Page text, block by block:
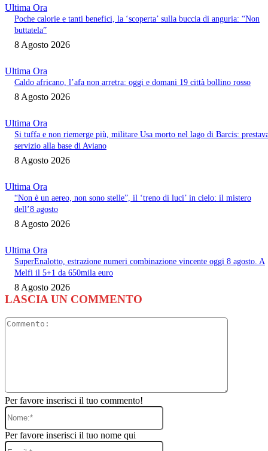
Ultima Ora
Poche calorie e tanti benefici, la ‘scoperta’ sulla buccia di anguria: “Non
buttatela”
8 Agosto 2026
Ultima Ora
Caldo africano, l’afa non arretra: oggi e domani 19 città bollino rosso
8 Agosto 2026
Ultima Ora
Si tuffa e non riemerge più, militare Usa morto nel lago di Barcis:
servizio alla base di Aviano
8 Agosto 2026
Ultima Ora
“Non è un aereo, non sono stelle”, il ‘treno di luci’ in cielo: il mistero
dell’8 agosto
8 Agosto 2026
Ultima Ora
SuperEnalotto, estrazione numeri combinazione vincente oggi 8 agosto. A
Melfi il 5+1 da 650mila euro
8 Agosto 2026
LASCIA UN COMMENTO
Per favore inserisci il tuo commento!
Nome:*
Per favore inserisci il tuo nome qui
Email:*